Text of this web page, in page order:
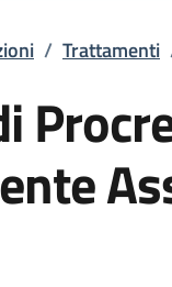
/ Trattamenti